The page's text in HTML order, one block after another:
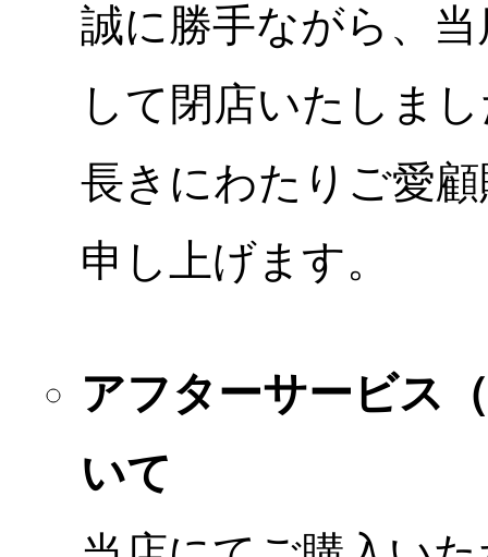
誠に勝手ながら、
して閉店いたしま
長きにわたりご愛
申し上げます。
アフターサービス
いて